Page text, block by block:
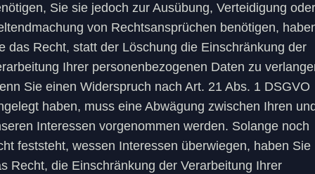
Sie sie jedoch zur Ausübung, Verteidigung oder
von Rechtsansprüchen benötigen,
das Recht, statt der Löschung die Einschränkung der
Ihrer personenbezogenen Daten zu
Sie einen Widerspruch nach Art. 21 Abs. 1 DSGVO
haben, muss eine Abwägung zwischen Ihren
Interessen vorgenommen werden. Solange noch
feststeht, wessen Interessen überwiegen, haben Sie
Recht, die Einschränkung der Verarbeitung Ihrer